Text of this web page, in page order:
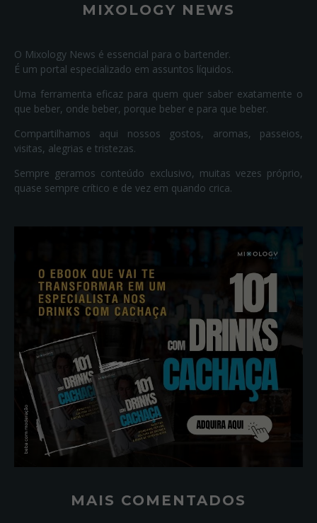
MIXOLOGY NEWS
O Mixology News é essencial para o bartender.
É um portal especializado em assuntos líquidos.
Uma ferramenta eficaz para quem quer saber exatamente o
que beber, onde beber, porque beber e para que beber.
Compartilhamos aqui nossos gostos, aromas, passeios,
visitas, alegrias e tristezas.
Sempre geramos conteúdo exclusivo, muitas vezes próprio,
quase sempre crítico e de vez em quando crica.
MAIS COMENTADOS